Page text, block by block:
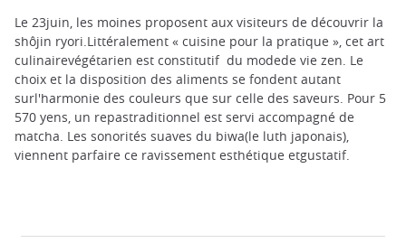
Le 23juin, les moines proposent aux visiteurs de découvrir la
shôjin ryori.Littéralement « cuisine pour la pratique », cet art
culinairevégétarien est constitutif du modede vie zen. Le
choix et la disposition des aliments se fondent autant
surl'harmonie des couleurs que sur celle des saveurs. Pour 5
570 yens, un repastraditionnel est servi accompagné de
matcha. Les sonorités suaves du biwa(le luth japonais),
viennent parfaire ce ravissement esthétique etgustatif.